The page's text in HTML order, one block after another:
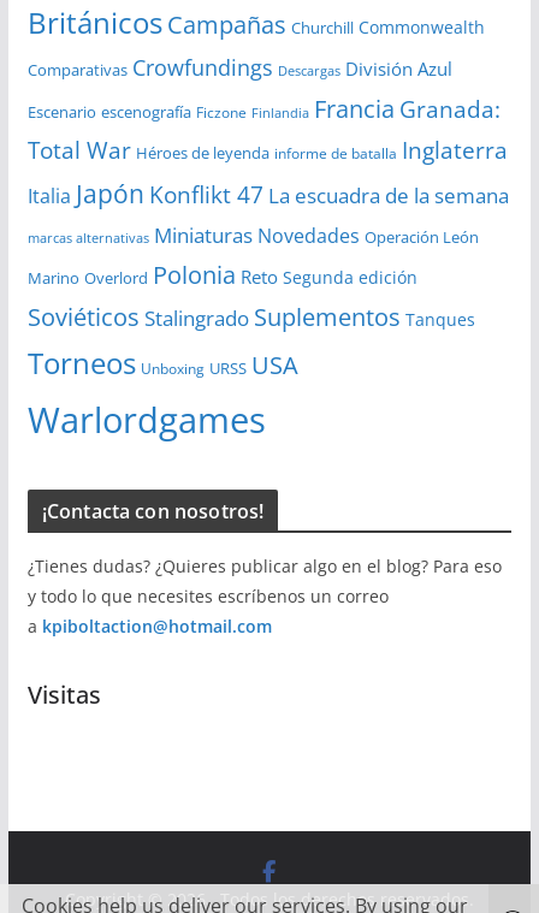
BritánicosCampañas Churchill Commonwealth
Comparativas Crowfundings Descargas División Azul
Escenario escenografía Ficzone Finlandia Francia Granada:
Total War Héroes de leyenda informe de batalla Inglaterra
Italia Japón Konflikt 47 La escuadra de la semana
marcas alternativas Miniaturas Novedades Operación León
Marino Overlord Polonia Reto Segunda edición
Soviéticos Stalingrado Suplementos Tanques
Torneos Unboxing URSS USA
Warlordgames
¡Contacta con nosotros!
¿Tienes dudas? ¿Quieres publicar algo en el blog? Para eso
y todo lo que necesites escríbenos un correo
a kpiboltaction@hotmail.com
Visitas
Copyright © 2026. Todos los derechos reservados.
Cookies help us deliver our services. By using our